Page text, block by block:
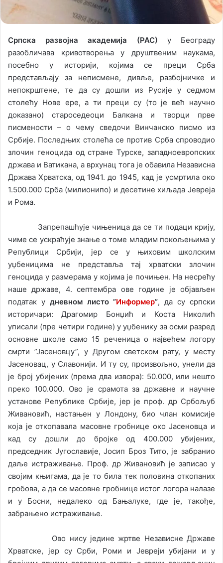
Српска развојна академија (РАС) у Београду
разобличава кривотворења у друштвеним наукама,
посебно у историји, којима се преци Срба
представљају за неписмене, дивље, разбојничке и
непокрштене, те да су дошли из Русије у седмом
столећу Нове ере, а ти преци су (то је већ научно
доказано) староседеоци Балкана и творци прве
писмености – о чему сведочи Винчанско писмо из
Србије. Последњих столећа се против Срба спроводио
злочин геноцида од стране Турске, западноевропских
држава и Ватикана, а врхунац тога је обавила Независна
Држава Хрватска, од 1941. до 1945, кад је усмртила око
1.500.000 Срба (милионипо) и десетине хиљада Јевреја
и Рома.
Запрепашћује чињеница да се ти подаци крију,
чиме се ускраћује знање о томе младим покољењима у
Републици Србији, јер се у њиховим школским
уџбеницима не представља тај хрватски злочин
геноцида у размерама у којима је почињен. На несрећу
наше државе, 4. септембра ове године је објављен
податак у дневном листо ”Информер”, да су српски
историчари: Драгомир Бонџић и Коста Николић
уписали (пре четири године) у уџбенику за осми разред
основне школе само 15 реченица о највећем логору
смрти ”Јасеновцу”, у Другом светском рату, у месту
Јасеновац, у Славонији. И ту су, произвољно, унели да
је број убијених (према два извора): 50.000, или нешто
преко 100.000. Ово је срамота за државне и научне
установе Републике Србије, јер је проф. др Србољуб
Живановић, настањен у Лондону, био члан комисије
која је откопавала масовне гробнице око Јасеновца и
кад су дошли до бројке од 400.000 убијених,
председник Југославије, Јосип Броз Тито, је забранио
даље истраживање. Проф. др Живановић је записао у
својим књигама, да је то била тек половина откопаних
гробова, а да се масовне гробнице истог логора налазе
и у Босни, недалеко од Бањалуке, где је, такође,
забрањено истраживање.
Ово нису једине жртве Независне Државе
Хрватске, јер су Срби, Роми и Јевреји убијани и у